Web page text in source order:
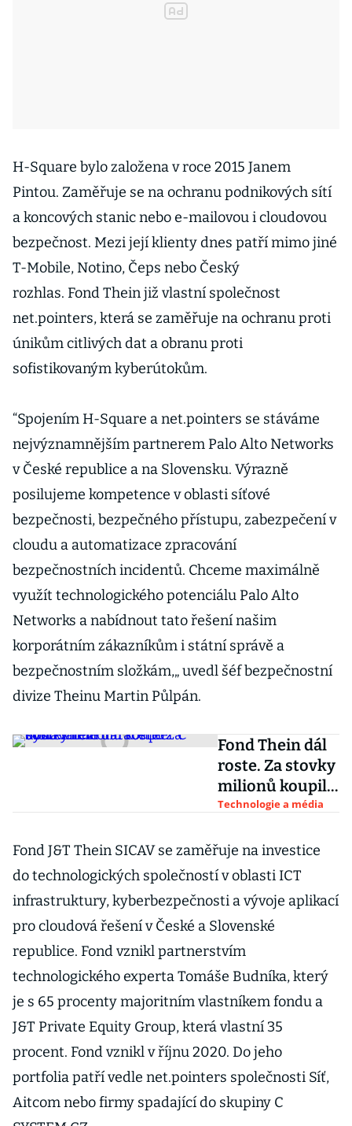
H-Square bylo založena v roce 2015 Janem
Pintou. Zaměřuje se na ochranu podnikových sítí
a koncových stanic nebo e-mailovou i cloudovou
bezpečnost. Mezi její klienty dnes patří mimo jiné
T-Mobile, Notino, Čeps nebo Český
rozhlas. Fond Thein již vlastní společnost
net.pointers, která se zaměřuje na ochranu proti
únikům citlivých dat a obranu proti
sofistikovaným kyberútokům.
“Spojením H-Square a net.pointers se stáváme
nejvýznamnějším partnerem Palo Alto Networks
v České republice a na Slovensku. Výrazně
posilujeme kompetence v oblasti síťové
bezpečnosti, bezpečného přístupu, zabezpečení v
cloudu a automatizace zpracování
bezpečnostních incidentů. Chceme maximálně
využít technologického potenciálu Palo Alto
Networks a nabídnout tato řešení našim
korporátním zákazníkům i státní správě a
bezpečnostním složkám,„ uvedl šéf bezpečnostní
divize Theinu Martin Půlpán.
Fond Thein dál
roste. Za stovky
milionů koupil
dodavatele
System CZ
Technologie a média
Fond J&T Thein SICAV se zaměřuje na investice
do technologických společností v oblasti ICT
infrastruktury, kyberbezpečnosti a vývoje aplikací
pro cloudová řešení v České a Slovenské
republice. Fond vznikl partnerstvím
technologického experta Tomáše Budníka, který
je s 65 procenty majoritním vlastníkem fondu a
J&T Private Equity Group, která vlastní 35
procent. Fond vznikl v říjnu 2020. Do jeho
portfolia patří vedle net.pointers společnosti Síť,
Aitcom nebo firmy spadající do skupiny C